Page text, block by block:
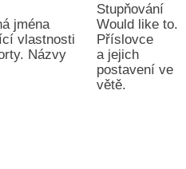
jména
vlastnosti
Názvy
Stupňování
Would like to.
Příslovce
a jejich
postavení ve
větě.